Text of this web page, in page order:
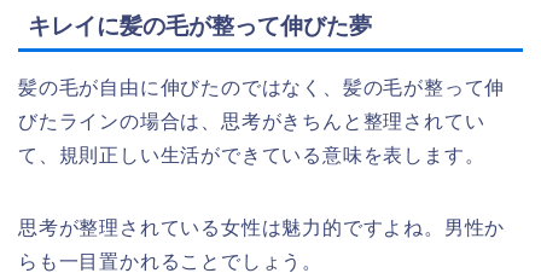
キレイに髪の毛が整って伸びた夢
髪の毛が自由に伸びたのではなく、髪の毛が整って伸
びたラインの場合は、思考がきちんと整理されてい
て、規則正しい生活ができている意味を表します。
思考が整理されている女性は魅力的ですよね。男性か
らも一目置かれることでしょう。